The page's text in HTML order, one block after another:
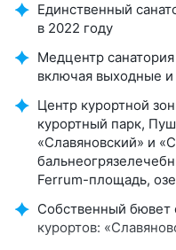
Единственный
в 2022 году
Медцентр
включая выходные и
Центр курортной
курортный парк,
«Славяновский» и
Ferrum-площадь,
Собственный бювет
курортов: